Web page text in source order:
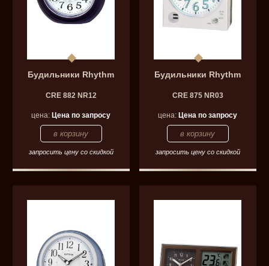
Будильники Rhythm
CRE 882 NR12
цена:Цена по запросу
запросить цену со скидкой
Будильники Rhythm
CRE 875 NR03
цена:Цена по запросу
запросить цену со скидкой